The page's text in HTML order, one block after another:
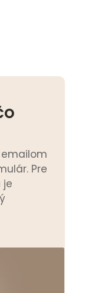
Pre
je